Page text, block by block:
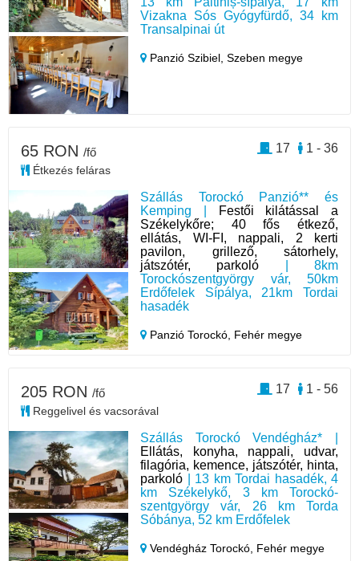
Vizakna Sós Gyógyfürdő, 34 km
Transalpinai út
Panzió Szibiel,Szeben megye
Szállás Torockó Panzió** és
Kemping |
Festői kilátással a
Székelykőre; 40 fős étkező,
ellátás, WI-FI, nappali, 2 kerti
pavilon, grillező, sátorhely,
játszótér, parkoló | 8km
Torockószentgyörgy vár, 50km
Erdőfelek Sípálya, 21km Tordai
hasadék
Panzió Torockó, Fehér megye
65 RON /fő
Étkezés feláras
1 - 36
17
Szállás Torockó Vendégház* |
Ellátás, konyha, nappali, udvar,
filagória, kemence, játszótér, hinta,
parkoló | 13 km Tordai hasadék, 4
km Székelykő, 3 km Torockó-
szentgyörgy vár, 26 km Torda
Sóbánya, 52 km Erdőfelek
Vendégház Torockó, Fehér megye
205 RON /fő
Reggelivel és vacsorával
1 - 56
17